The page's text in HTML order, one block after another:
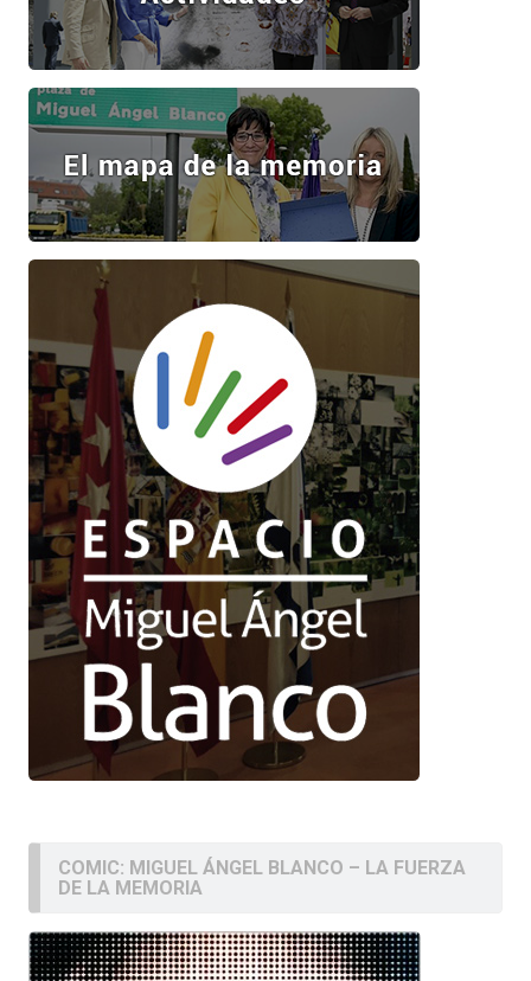
COMIC: MIGUEL ÁNGEL BLANCO – LA FUERZA
DE LA MEMORIA